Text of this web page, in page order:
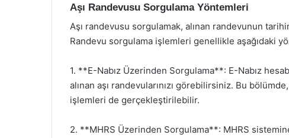
Aşı Randevusu Sorgulama Yöntemleri
Aşı randevusu sorgulamak, alınan randevunun
Randevu sorgulama işlemleri genellikle aşağıdaki
1. **E-Nabız Üzerinden Sorgulama**: E-Nabız
alınan aşı randevularınızı görebilirsiniz. Bu
işlemleri de gerçekleştirilebilir.
2. **MHRS Üzerinden Sorgulama**: MHRS